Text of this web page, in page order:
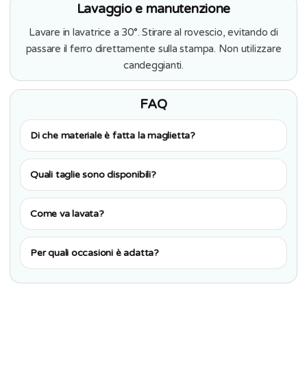
Lavaggio e manutenzione
Lavare in lavatrice a 30°. Stirare al rovescio, evitando di
passare il ferro direttamente sulla stampa. Non utilizzare
candeggianti.
FAQ
Di che materiale è fatta la maglietta?
Quali taglie sono disponibili?
Come va lavata?
Per quali occasioni è adatta?